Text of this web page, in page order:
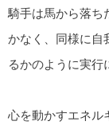
騎手は馬から落ち
かなく、同様に自
るかのように実行
心を動かすエネル